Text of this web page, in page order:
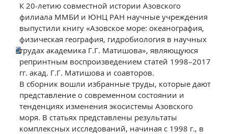
К 20-летию совместной истории Азовского
филиала ММБИ и ЮНЦ РАН научные учреждения
выпустили книгу «Азовское море: океанография,
физическая география, гидробиология в научных
трудах академика Г.Г. Матишова», являющуюся
репринтным воспроизведением статей 1998–2017
гг. акад. Г.Г. Матишова и соавторов.
В сборник вошли избранные труды, которые дают
представление о современном состоянии и
тенденциях изменения экосистемы Азовского
моря. В статьях представлены результаты
комплексных исследований, начиная с 1998 г., в